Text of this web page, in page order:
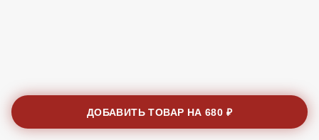
ДОБАВИТЬ ТОВАР НА680 ₽